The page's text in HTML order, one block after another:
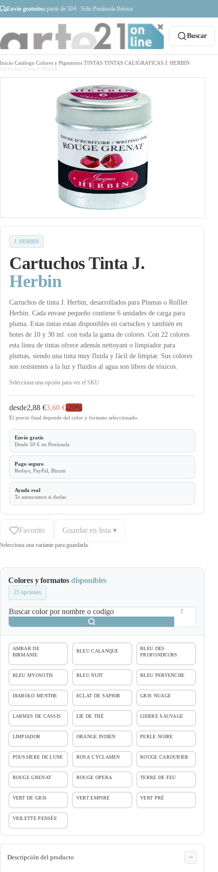
Envío gratuitoa partir de 50 € · Sólo Península Ibérica
Buscar
Inicio Catálogo Colores y Pigmentos TINTAS TINTAS CALIGRAFICAS J. HERBIN
Cartuchos Tinta J. Herbin
J. HERBIN
Cartuchos Tinta J.
Herbin
Cartuchos de tinta J. Herbin, desarrollados para Plumas o Rolller
Herbin. Cada envase pequeño contiene 6 unidades de carga para
pluma. Estas tintas estan disponibles en cartuchos y también en
botes de 10 y 30 ml. con toda la gama de colores. Con 22 colores
esta linea de tintas ofrece además nettoyant o limpiador para
plumas, siendo una tinta muy fluida y fácil de limpiar. Sus colores
son resistentes a la luz y fluidos al agua son libres de tóxicos.
Selecciona una opción para ver el SKU
desde2,88 €3,60 €-20%
El precio final depende del color y formato seleccionado.
Envío gratis
Desde 50 € en Península
Pago seguro
Redsys, PayPal, Bizum
Ayuda real
Te asesoramos si dudas
Favorito Guardar en lista ▾
Selecciona una variante para guardarla.
Colores y formatos disponibles
25 opciones
Buscar color por nombre o codigo
AMBAR DE
BIRMANIE
BLEU CALANQUE
BLEU DES
PROFONDEURS
BLEU MYOSOTIS BLEU NUIT BLEU PERVENCHE
DIABOLO MENTHE ECLAT DE SAPHIR GRIS NUAGE
LARMES DE CASSIS LIE DE THÉ LIERRE SAUVAGE
LIMPIADOR ORANGE INDIEN PERLE NOIRE
POUSSIERE DE LUNE ROSA CYCLAMEN ROUGE CAROUBIER
ROUGE GRENAT ROUGE OPERA TERRE DE FEU
VERT DE GRIS VERT EMPIRE VERT PRÉ
VIOLETTE PENSÉE
Descripción del producto